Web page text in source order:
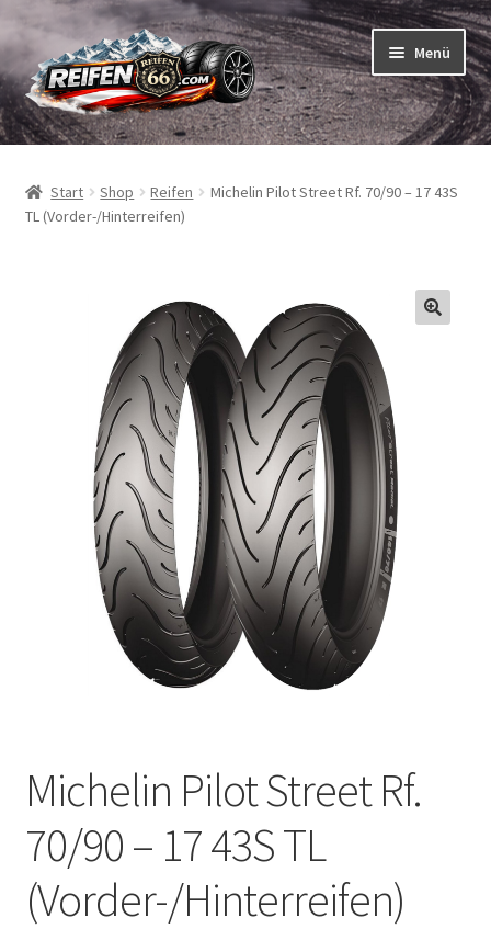
Zur
Navigation
springen
Zum
Inhalt
springen
Menü
Reifen
Schläuche
Reifentests
Start Shop Reifen
Michelin Pilot Street Rf. 70/90 – 17 43S
TL (Vorder-/Hinterreifen)
Michelin Pilot Street Rf.
70/90 – 17 43S TL
(Vorder-/Hinterreifen)